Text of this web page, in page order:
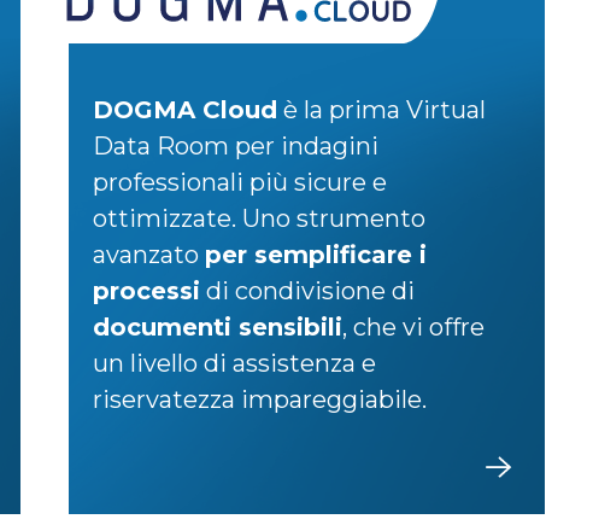
DOGMA Cloud è la prima Virtual
Data Room per indagini
professionali più sicure e
ottimizzate. Uno strumento
avanzato per semplificare i
processi di condivisione di
documenti sensibili, che vi offre
un livello di assistenza e
riservatezza impareggiabile.